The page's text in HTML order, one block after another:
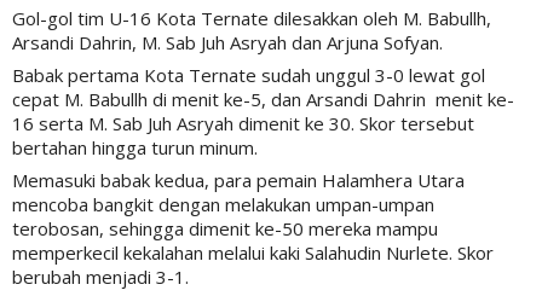
Gol-gol tim U-16 Kota Ternate dilesakkan oleh M. Babullh,
Arsandi Dahrin, M. Sab Juh Asryah dan Arjuna Sofyan.
Babak pertama Kota Ternate sudah unggul 3-0 lewat gol
cepat M. Babullh di menit ke-5, dan Arsandi Dahrin menit ke-
16 serta M. Sab Juh Asryah dimenit ke 30. Skor tersebut
bertahan hingga turun minum.
Memasuki babak kedua, para pemain Halamhera Utara
mencoba bangkit dengan melakukan umpan-umpan
terobosan, sehingga dimenit ke-50 mereka mampu
memperkecil kekalahan melalui kaki Salahudin Nurlete. Skor
berubah menjadi 3-1.